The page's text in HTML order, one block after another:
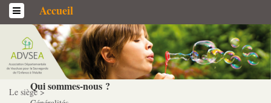
Accueil
L’association
Qui sommes-­nous ?
Le siège >